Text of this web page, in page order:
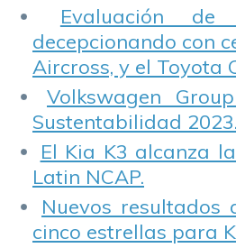
Evaluación
decepcionando con
Aircross, y el Toyota
Volkswagen
Sustentabilidad 2023.
El Kia K3 alcanza
Latin NCAP.
Nuevos resultados
cinco estrellas para